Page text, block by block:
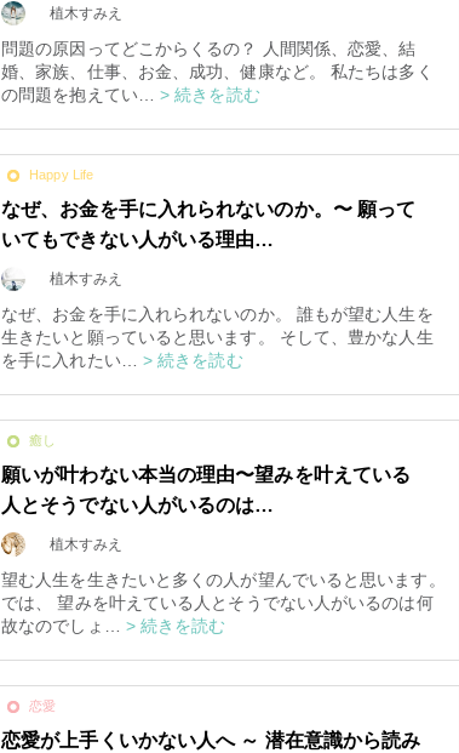
植木すみえ
問題の原因ってどこからくるの？ 人間関係、恋愛、結
婚、家族、仕事、お金、成功、健康など。 私たちは多く
の問題を抱えてい… > 続きを読む
Happy Life
なぜ、お金を手に入れられないのか。〜 願って
いてもできない人がいる理由…
植木すみえ
なぜ、お金を手に入れられないのか。 誰もが望む人生を
生きたいと願っていると思います。 そして、豊かな人生
を手に入れたい… > 続きを読む
癒し
願いが叶わない本当の理由〜望みを叶えている
人とそうでない人がいるのは…
植木すみえ
望む人生を生きたいと多くの人が望んでいると思います。
では、 望みを叶えている人とそうでない人がいるのは何
故なのでしょ… > 続きを読む
恋愛
恋愛が上手くいかない人へ ～ 潜在意識から読み